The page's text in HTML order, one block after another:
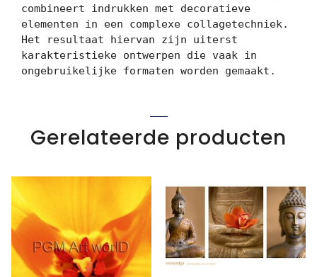
combineert indrukken met decoratieve
elementen in een complexe collagetechniek.
Het resultaat hiervan zijn uiterst
karakteristieke ontwerpen die vaak in
ongebruikelijke formaten worden gemaakt.
Gerelateerde producten